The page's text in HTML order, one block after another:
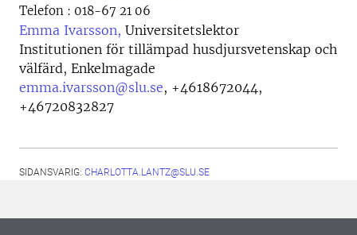
Telefon : 018-67 21 06
Emma Ivarsson, Universitetslektor
Institutionen för tillämpad husdjursvetenskap och
välfärd, Enkelmagade
emma.ivarsson@slu.se, +4618672044,
+46720832827
SIDANSVARIG: CHARLOTTA.LANTZ@SLU.SE